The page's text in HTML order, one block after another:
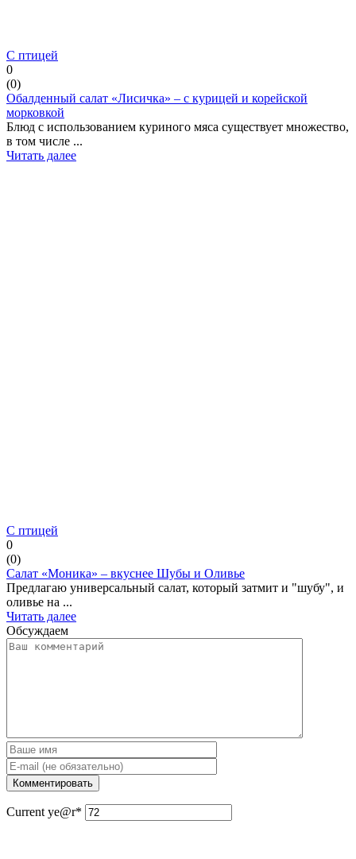
С птицей
0
(0)
Обалденный салат «Лисичка» – с курицей и корейской
морковкой
Блюд с использованием куриного мяса существует множество,
в том числе ...
Читать далее
С птицей
0
(0)
Салат «Моника» – вкуснее Шубы и Оливье
Предлагаю универсальный салат, который затмит и "шубу", и
оливье на ...
Читать далее
Обсуждаем
Current ye@r*